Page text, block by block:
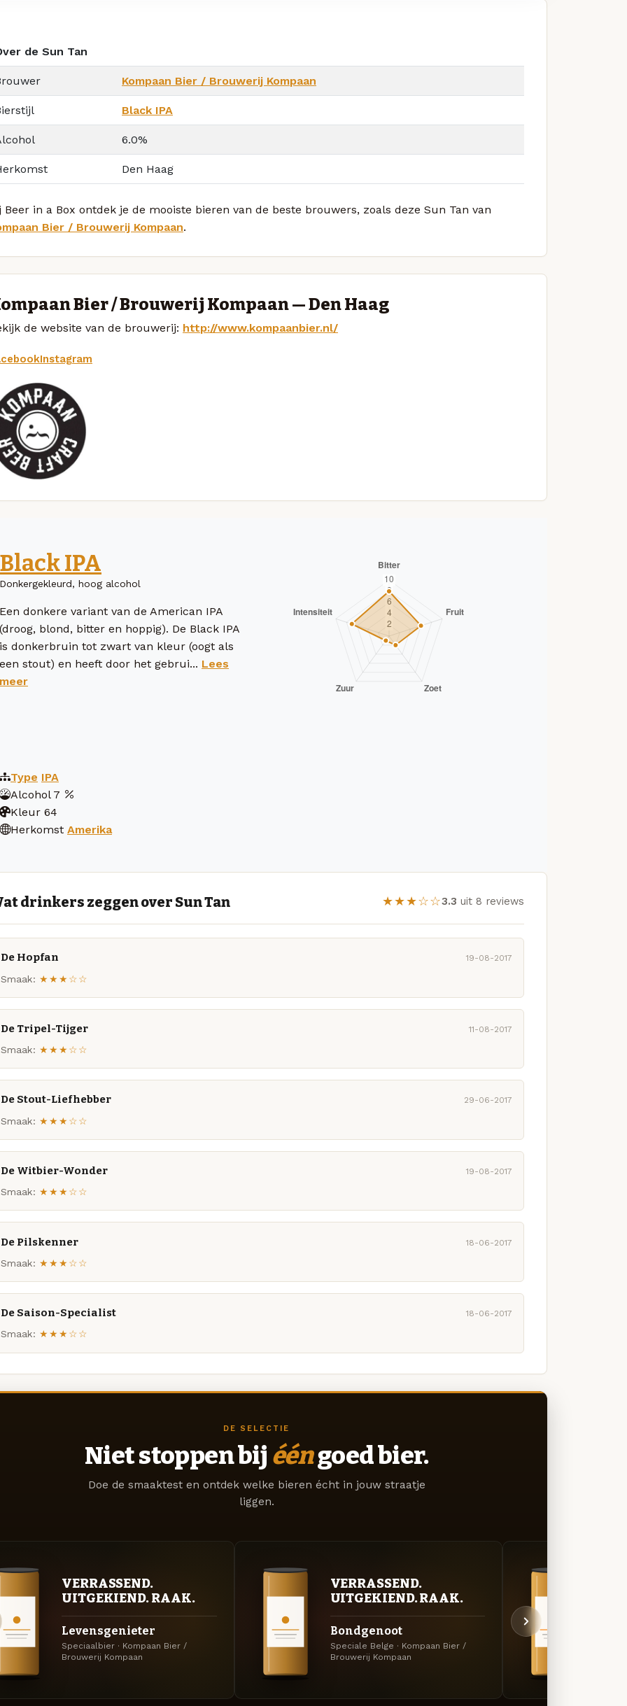
de Sun Tan
Kompaan Bier / Brouwerij Kompaan
Black IPA
6.0%
Den Haag
Beer in a Box ontdek je de mooiste bieren van de beste brouwers, zoals deze Sun Tan van
Bier / Brouwerij Kompaan.
Bier / Brouwerij Kompaan — Den Haag
de website van de brouwerij: http://www.kompaanbier.nl/
Instagram
Black IPA
Donkergekleurd, hoog alcohol
Een donkere variant van de American IPA
(droog, blond, bitter en hoppig). De Black IPA
is donkerbruin tot zwart van kleur (oogt als
een stout) en heeft door het gebrui... Lees
meer
Type IPA
Alcohol 7
Kleur 64
Herkomst Amerika
drinkers zeggen over Sun Tan ★★★☆☆3.3 uit 8 reviews
De Hopfan 19-08-2017
Smaak: ★★★☆☆
De Tripel-Tijger 11-08-2017
Smaak: ★★★☆☆
De Stout-Liefhebber 29-06-2017
Smaak: ★★★☆☆
De Witbier-Wonder 19-08-2017
Smaak: ★★★☆☆
De Pilskenner 18-06-2017
Smaak: ★★★☆☆
De Saison-Specialist 18-06-2017
Smaak: ★★★☆☆
DE SELECTIE
Niet stoppen bij ééngoed bier.
Doe de smaaktest en ontdek welke bieren écht in jouw straatje
liggen.
VERRASSEND.
UITGEKIEND. RAAK.
Levensgenieter
Speciaalbier · Kompaan Bier /
Brouwerij Kompaan
VERRASSEND.
UITGEKIEND. RAAK.
Bondgenoot
Speciale Belge · Kompaan Bier /
Brouwerij Kompaan